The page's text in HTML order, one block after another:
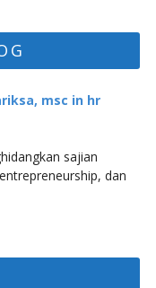
msc in hr
sajian
dan